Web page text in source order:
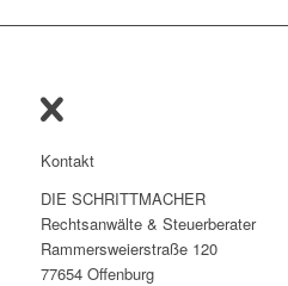
Kontakt
DIE SCHRITTMACHER
Rechtsanwälte & Steuerberater
Rammersweierstraße 120
77654 Offenburg